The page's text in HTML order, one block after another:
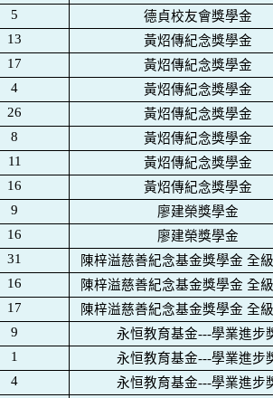
5
德貞校友會獎學金
13
黃炤傳紀念獎學金
17
黃炤傳紀念獎學金
4
黃炤傳紀念獎學金
26
黃炤傳紀念獎學金
8
黃炤傳紀念獎學金
11
黃炤傳紀念獎學金
16
黃炤傳紀念獎學金
9
廖建榮獎學金
16
廖建榮獎學金
31 陳梓溢慈善紀念基金獎學金 全
16 陳梓溢慈善紀念基金獎學金 全
17 陳梓溢慈善紀念基金獎學金 全
9 永恒教育基金---學業進步
1 永恒教育基金---學業進步
4 永恒教育基金---學業進步